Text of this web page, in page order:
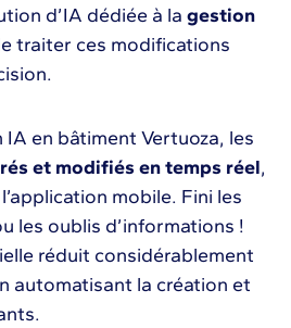
d’IA dédiée à la gestion
traiter ces modifications
IA en bâtiment Vertuoza, les
et modifiés en temps réel,
mobile. Fini les
les oublis d’informations !
réduit considérablement
automatisant la création et